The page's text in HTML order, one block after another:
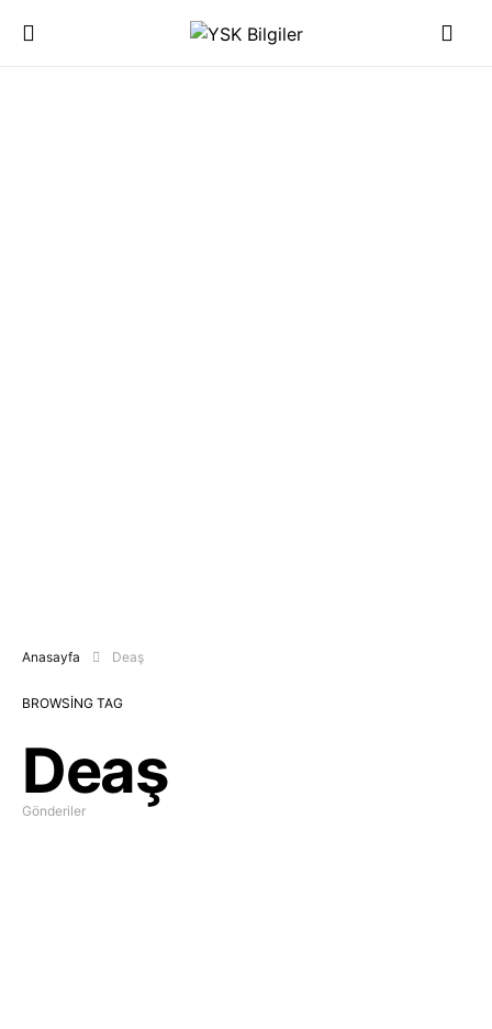
Anasayfa Deaş
BROWSING TAG
Deaş
Gönderiler